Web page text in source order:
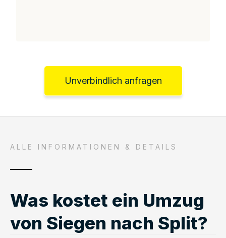
Unverbindlich anfragen
ALLE INFORMATIONEN & DETAILS
Was kostet ein Umzug
von Siegen nach Split?